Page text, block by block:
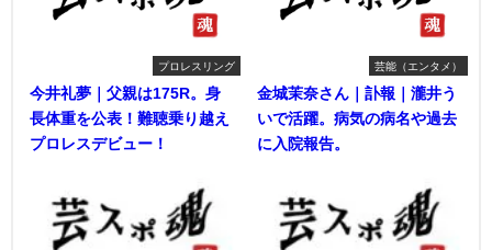
プロレスリング
今井礼夢｜父親は175R。身
長体重を公表！難聴乗り越え
プロレスデビュー！
芸能（エンタメ）
金城茉奈さん｜訃報｜瀧井う
いで活躍。病気の病名や過去
に入院報告。